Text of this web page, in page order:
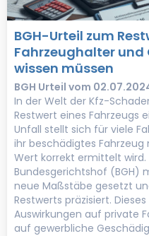
BGH-Urteil zum
Fahrzeughalter und
wissen müssen
BGH Urteil vom
In der Welt der Kfz-
Restwert eines Fahrzeugs
Unfall stellt sich für viele
ihr beschädigtes
Wert korrekt ermittelt
Bundesgerichtshof (BGH)
neue Maßstäbe gesetzt
Restwerts präzisiert.
Auswirkungen auf private
auf gewerbliche